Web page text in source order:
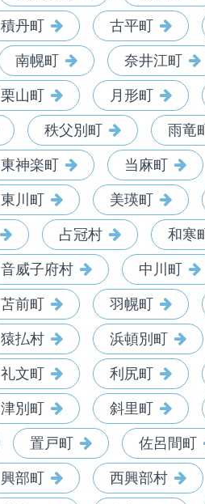
積丹町 古平町
南幌町 奈井江町
栗山町 月形町
秩父別町 雨竜町
東神楽町 当麻町
東川町 美瑛町
占冠村 和寒町
音威子府村 中川町
苫前町 羽幌町
猿払村 浜頓別町
礼文町 利尻町
津別町 斜里町
置戸町 佐呂間町
興部町 西興部村